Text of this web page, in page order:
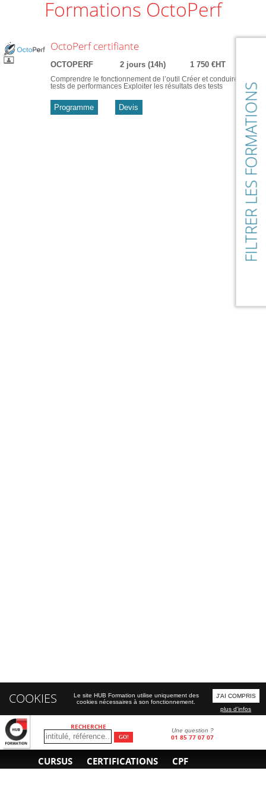
RECHERCHE Une question ?
01 85 77 07 07
CURSUS CERTIFICATIONS CPF
Formations OctoPerf
FILTRER LES FORMATIONS
OctoPerf certifiante
OCTOPERF 2 jours (14h) 1 750 €HT
Comprendre le fonctionnement de l’outil Créer et conduire des
tests de performances Exploiter les résultats des tests
Programme Devis
COOKIES
Le site HUB Formation utilise uniquement des
cookies nécessaires à son fonctionnement.
J'AI COMPRIS
plus d'infos